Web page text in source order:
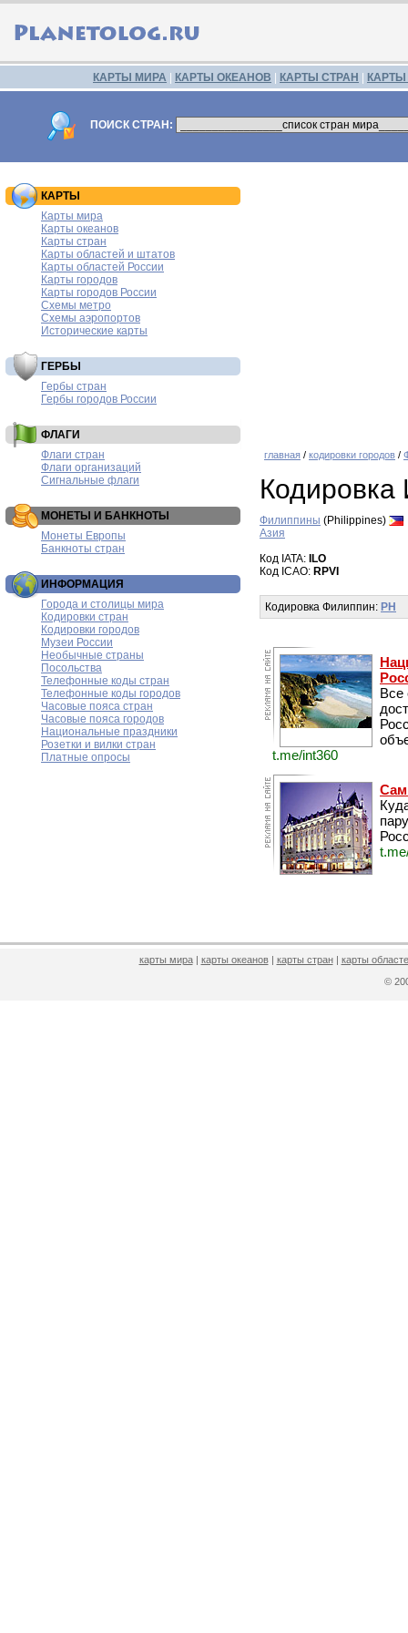
КАРТЫ МИРА КАРТЫ ОКЕАНОВ КАРТЫ СТРАН
ПОИСК СТРАН:
КАРТЫ
Карты мира
Карты океанов
Карты стран
Карты областей и штатов
Карты областей России
Карты городов
Карты городов России
Схемы метро
Схемы аэропортов
Исторические карты
ГЕРБЫ
Гербы стран
Гербы городов России
ФЛАГИ
Флаги стран
Флаги организаций
Сигнальные флаги
МОНЕТЫ И БАНКНОТЫ
Монеты Европы
Банкноты стран
ИНФОРМАЦИЯ
Города и столицы мира
Кодировки стран
Кодировки городов
Музеи России
Необычные страны
Посольства
Телефонные коды стран
Телефонные коды городов
Часовые пояса стран
Часовые пояса городов
Национальные праздники
Розетки и вилки стран
Платные опросы
главная / кодировки городов /
Филиппины (Philippines)
Азия
Код IATA: ILO
Код ICAO: RPVI
Кодировка Филиппин: PH
Все
t.me/int360
карты мира| карты океанов| карты стран| карты
©